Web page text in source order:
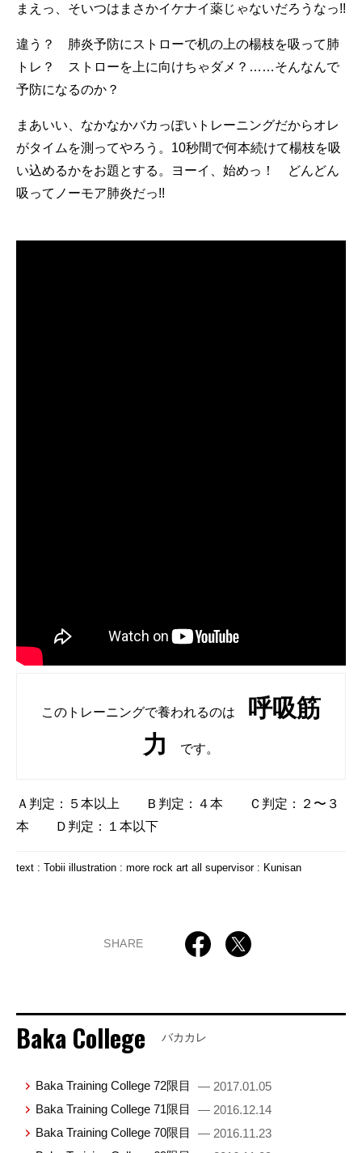
まえっ、そいつはまさかイケナイ薬じゃないだろうなっ!!
違う？ 肺炎予防にストローで机の上の楊枝を吸って肺
トレ？ ストローを上に向けちゃダメ？……そんなんで
予防になるのか？
まあいい、なかなかバカっぽいトレーニングだからオレ
がタイムを測ってやろう。10秒間で何本続けて楊枝を吸
い込めるかをお題とする。ヨーイ、始めっ！ どんどん
吸ってノーモア肺炎だっ!!
このトレーニングで養われるのは 呼吸筋
力
です。
Ａ判定：５本以上 Ｂ判定：４本 Ｃ判定：２〜３
本 Ｄ判定：１本以下
text : Tobii illustration : more rock art all supervisor : Kunisan
SHARE
Baka College バカカレ
Baka Training College 72限目
— 2017.01.05
Baka Training College 71限目
— 2016.12.14
Baka Training College 70限目
— 2016.11.23